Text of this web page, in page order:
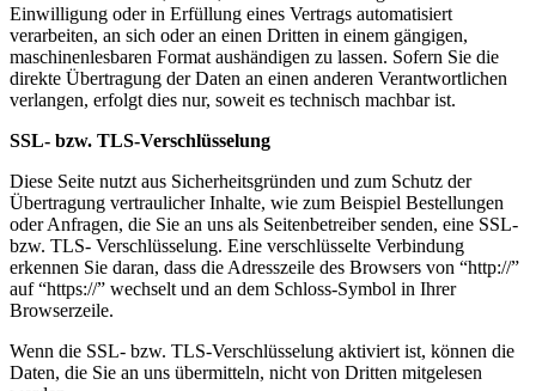
Einwilligung oder in Erfüllung eines Vertrags automatisiert
verarbeiten, an sich oder an einen Dritten in einem gängigen,
maschinenlesbaren Format aushändigen zu lassen. Sofern Sie die
direkte Übertragung der Daten an einen anderen Verantwortlichen
verlangen, erfolgt dies nur, soweit es technisch machbar ist.
SSL- bzw. TLS-Verschlüsselung
Diese Seite nutzt aus Sicherheitsgründen und zum Schutz der
Übertragung vertraulicher Inhalte, wie zum Beispiel Bestellungen
oder Anfragen, die Sie an uns als Seitenbetreiber senden, eine SSL-
bzw. TLS- Verschlüsselung. Eine verschlüsselte Verbindung
erkennen Sie daran, dass die Adresszeile des Browsers von “http://”
auf “https://” wechselt und an dem Schloss-Symbol in Ihrer
Browserzeile.
Wenn die SSL- bzw. TLS-Verschlüsselung aktiviert ist, können die
Daten, die Sie an uns übermitteln, nicht von Dritten mitgelesen